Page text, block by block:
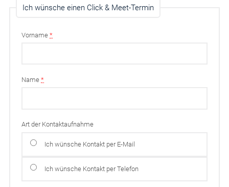
Ich wünsche einen Click & Meet-Termin
Vorname*
Name*
Art der Kontaktaufnahme
Ich wünsche Kontakt per E-Mail
Ich wünsche Kontakt per Telefon